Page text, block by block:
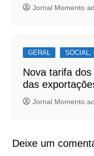
Jornal Momento
GERAL SOCIAL,
Nova tarifa
das
Jornal Momento
Deixe um